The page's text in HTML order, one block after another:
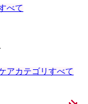
べて
アカテゴリすべて